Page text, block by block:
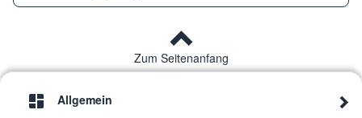
Zum Seitenanfang
Allgemein